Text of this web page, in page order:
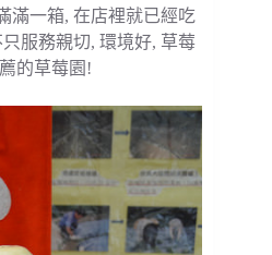
滿一箱, 在店裡就已經吃
服務親切, 環境好, 草莓
的草莓園!